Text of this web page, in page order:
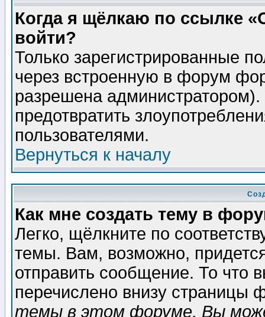
Когда я щёлкаю по ссылке
войти?
Только зарегистрированные
через встроенную в форум
разрешена
предотвратить
пользователями.
Вернуться к началу
Как мне создать тему в
Легко, щёлкните по
темы. Вам, возможно,
отправить сообщение. То что
перечислено внизу страницы
темы в этом форуме, Вы